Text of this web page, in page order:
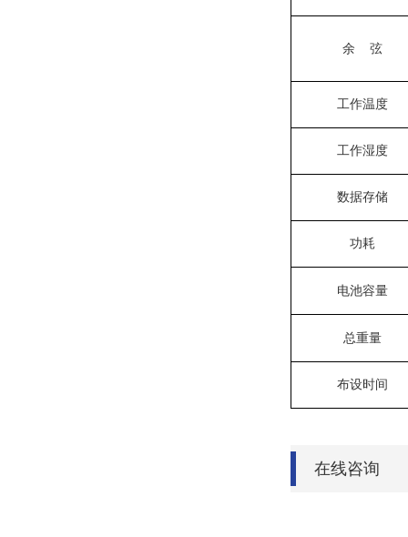
余 弦
工作温度
工作湿度
数据存储
功耗
电池容量
总重量
布设时间
在线咨询